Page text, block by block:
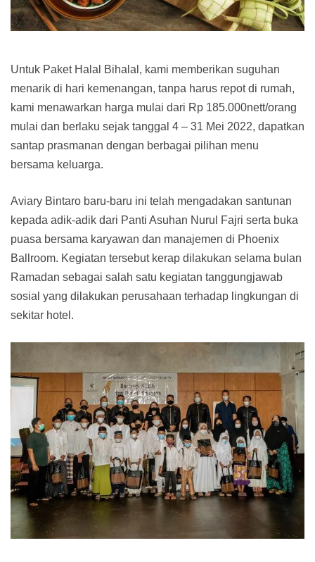
Untuk Paket Halal Bihalal, kami memberikan suguhan
menarik di hari kemenangan, tanpa harus repot di rumah,
kami menawarkan harga mulai dari Rp 185.000nett/orang
mulai dan berlaku sejak tanggal 4 – 31 Mei 2022, dapatkan
santap prasmanan dengan berbagai pilihan menu
bersama keluarga.
Aviary Bintaro baru-baru ini telah mengadakan santunan
kepada adik-adik dari Panti Asuhan Nurul Fajri serta buka
puasa bersama karyawan dan manajemen di Phoenix
Ballroom. Kegiatan tersebut kerap dilakukan selama bulan
Ramadan sebagai salah satu kegiatan tanggungjawab
sosial yang dilakukan perusahaan terhadap lingkungan di
sekitar hotel.